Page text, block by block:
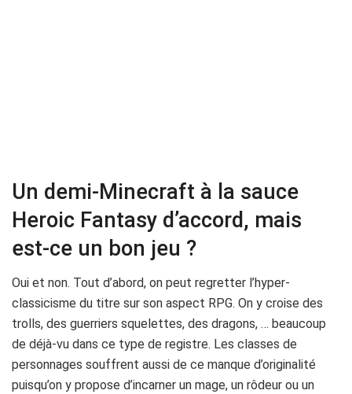
Un demi-Minecraft à la sauce
Heroic Fantasy d’accord, mais
est-ce un bon jeu ?
Oui et non. Tout d’abord, on peut regretter l’hyper-
classicisme du titre sur son aspect RPG. On y croise des
trolls, des guerriers squelettes, des dragons, … beaucoup
de déjà-vu dans ce type de registre. Les classes de
personnages souffrent aussi de ce manque d’originalité
puisqu’on y propose d’incarner un mage, un rôdeur ou un